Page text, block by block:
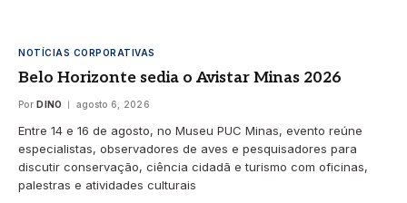
NOTÍCIAS CORPORATIVAS
Belo Horizonte sedia o Avistar Minas 2026
Por DINO agosto 6, 2026
Entre 14 e 16 de agosto, no Museu PUC Minas, evento reúne
especialistas, observadores de aves e pesquisadores para
discutir conservação, ciência cidadã e turismo com oficinas,
palestras e atividades culturais